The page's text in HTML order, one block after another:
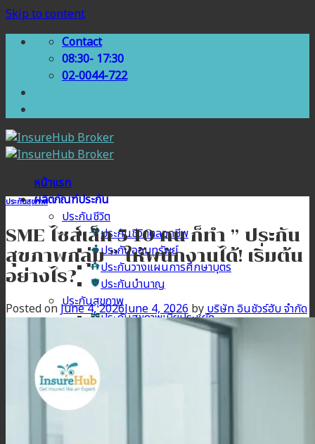
Skip to content
Contact
08:30- 17:30
02-0044-722
หน้าแรก
ผลิตภัณฑ์ประกัน
ประกันชีวิต
ประกันชีวิตตลอดชีพ
ประกันออมทรัพย์
ประกันวางแผนการศึกษาบุตร
ประกันบำนาญ
ประกันสุขภาพ
ประกันสุขภาพเบี้ยประหยัด
ประกันสุขภาพเหมาจ่าย
ประกันเดินทาง
ประกันสุขภาพ
SME ไซส์เล็ก 5-10 คน ก็ทำ ” ประกัน
สุขภาพกลุ่ม ” ให้พนักงานได้! เริ่มต้น
อย่างไร?
Posted on June 4, 2026June 4, 2026 byบริษัท อินชัวร์ฮับ จำกัด